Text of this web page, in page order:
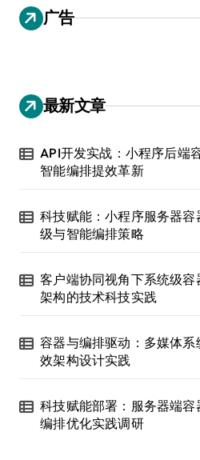
广告
最新文章
API开发实战：小程序后端
智能编排提效革新
科技赋能：小程序服务器容
级与智能编排策略
客户端协同视角下系统级容
架构的技术科技实践
容器与编排驱动：多媒体系
效架构设计实践
科技赋能部署：服务器端容
编排优化实践调研